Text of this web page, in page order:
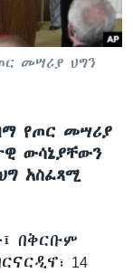
መሣሪያ ህግን
የጦር መሣሪያ
ውሳኔያቸውን
አስፈጻሚ
በቅርቡም
14